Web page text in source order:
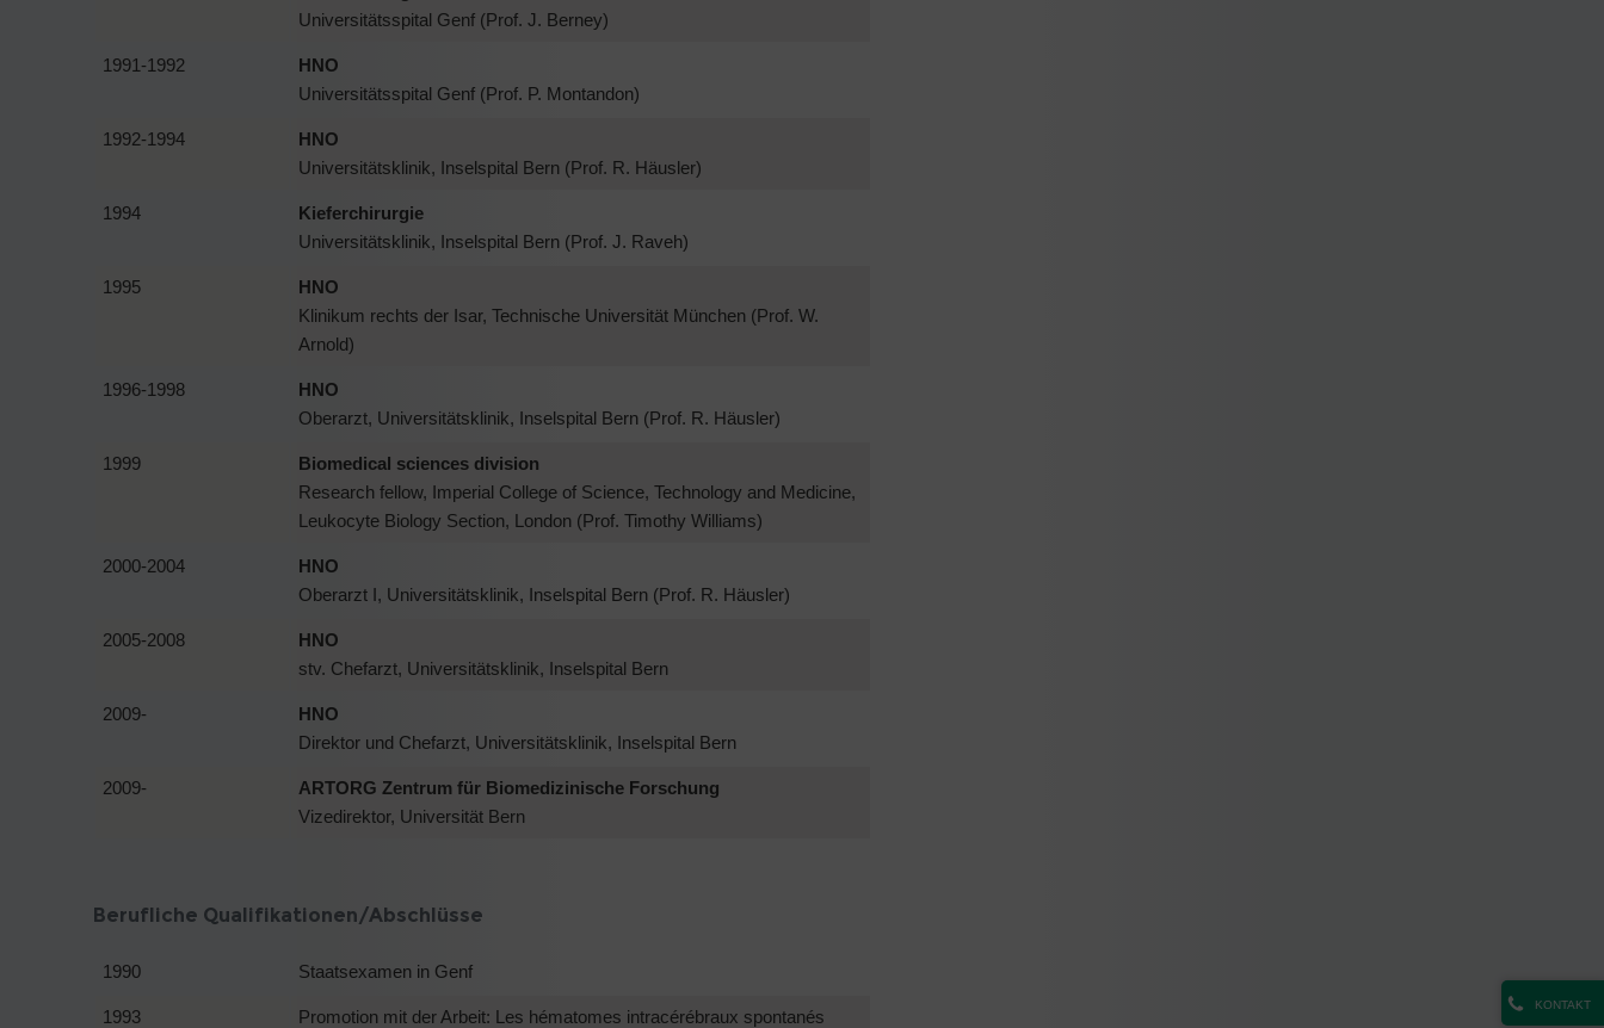
KONTAKT
Universitätsspital Genf (Prof. J. Berney)
1991-1992
HNO
Universitätsspital Genf (Prof. P. Montandon)
1992-1994
HNO
Universitätsklinik, Inselspital Bern (Prof. R. Häusler)
1994
Kieferchirurgie
Universitätsklinik, Inselspital Bern (Prof. J. Raveh)
1995
HNO
Klinikum rechts der Isar, Technische Universität München (Prof. W.
Arnold)
1996-1998
HNO
Oberarzt, Universitätsklinik, Inselspital Bern (Prof. R. Häusler)
1999
Biomedical sciences division
Research fellow, Imperial College of Science, Technology and Medicine,
Leukocyte Biology Section, London (Prof. Timothy Williams)
2000-2004
HNO
Oberarzt I, Universitätsklinik, Inselspital Bern (Prof. R. Häusler)
2005-2008
HNO
stv. Chefarzt, Universitätsklinik, Inselspital Bern
2009-
HNO
Direktor und Chefarzt, Universitätsklinik, Inselspital Bern
2009-
ARTORG Zentrum für Biomedizinische Forschung
Vizedirektor, Universität Bern
Berufliche Qualifikationen/Abschlüsse
1990 Staatsexamen in Genf
1993
Promotion mit der Arbeit: Les hématomes intracérébraux spontanés